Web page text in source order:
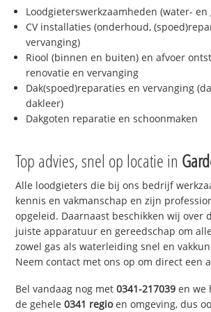
Loodgieterswerkzaamheden (water- en
CV installaties (onderhoud,
vervanging)
Riool (binnen en buiten) en afvoer
renovatie en vervanging
Dak(spoed)reparaties en vervanging
dakleer)
Dakgoten reparatie en schoonmaken
Top advies, snel op locatie in
Alle loodgieters die bij ons bedrijf
kennis en vakmanschap en zijn
opgeleid. Daarnaast beschikken wij over
juiste apparatuur en gereedschap om
zowel gas als waterleiding snel en
Neem contact met ons op om direct een
Bel vandaag nog met0341-217039 en we
de gehele0341 regioen omgeving, dus